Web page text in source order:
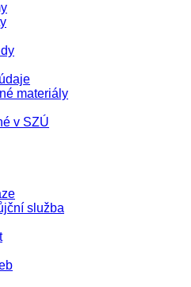
materiály
v SZÚ
služba